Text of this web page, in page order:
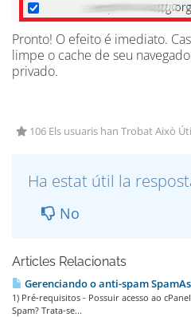
Pronto! O efeito é imediato.
limpe o cache de seu
privado.
106 Els usuaris han Trobat Això
Ha estat útil la
No
Articles Relacionats
Gerenciando o anti-spam
1) Pré-requisitos - Possuir acesso ao
Spam? Trata-se...